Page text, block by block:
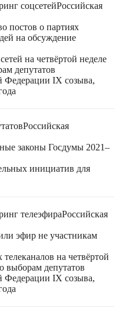
соцсетейРоссийская
постов о партиях
на обсуждение
на четвёртой неделе
депутатов
Федерации IX созыва,
Российская
законы Госдумы 2021–
инициатив для
телеэфираРоссийская
эфир не участникам
на четвёртой
выборам депутатов
Федерации IX созыва,